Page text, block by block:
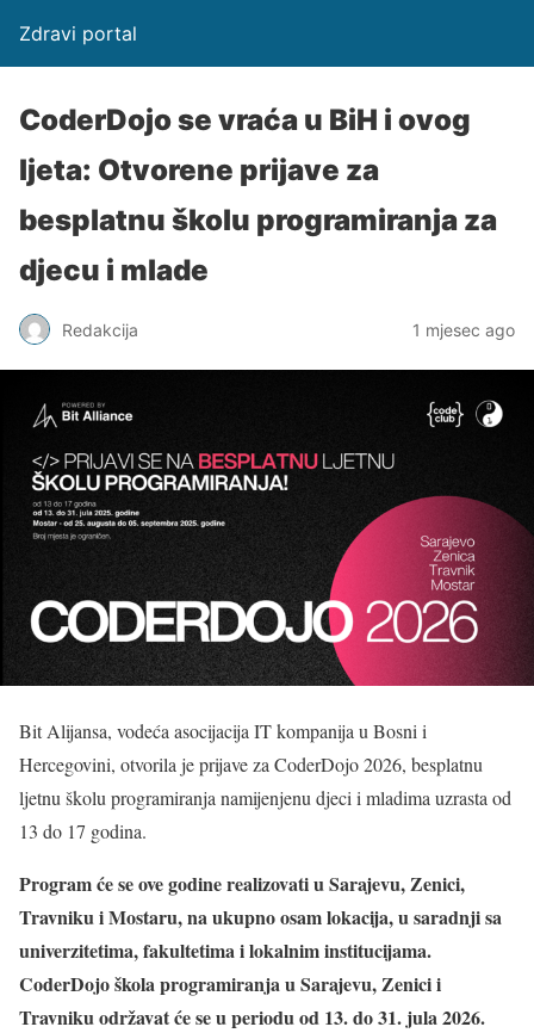
Zdravi portal
CoderDojo se vraća u BiH i ovog
ljeta: Otvorene prijave za
besplatnu školu programiranja za
djecu i mlade
Redakcija 1 mjesec ago
Bit Alijansa, vodeća asocijacija IT kompanija u Bosni i
Hercegovini, otvorila je prijave za CoderDojo 2026, besplatnu
ljetnu školu programiranja namijenjenu djeci i mladima uzrasta od
13 do 17 godina.
Program će se ove godine realizovati u Sarajevu, Zenici,
Travniku i Mostaru, na ukupno osam lokacija, u saradnji sa
univerzitetima, fakultetima i lokalnim institucijama.
CoderDojo škola programiranja u Sarajevu, Zenici i
Travniku održavat će se u periodu od 13. do 31. jula 2026.